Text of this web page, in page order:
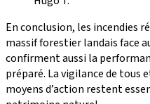
En conclusion, les incendies
massif forestier landais face
confirment aussi la
préparé. La vigilance de tous
moyens d’action restent